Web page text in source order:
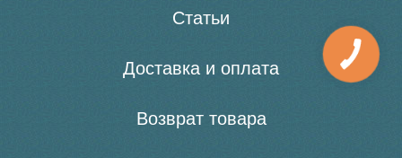
Статьи
Доставка и оплата
Возврат товара